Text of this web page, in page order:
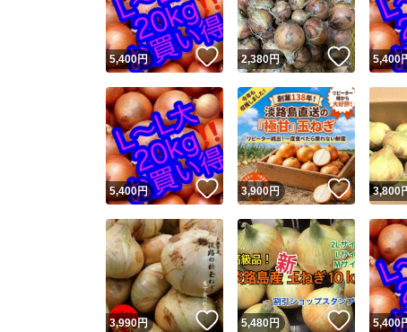
Yahoo!フ
安心取引
安心
取引実績
取引
他フ
商
5,400円 いいね！
2,380円 いいね
5,400
5,400円 いいね！
3,900円 いいね
3,800
3,990円 いいね！
5,480円 いいね
5,400